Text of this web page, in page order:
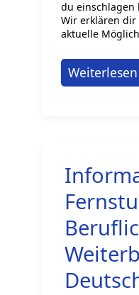
du einschlagen
Wir erklären dir
aktuelle
Wie
kann
in